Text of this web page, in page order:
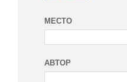
МЕСТО
АВТОР